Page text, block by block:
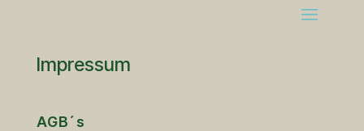
Impressum
AGB´s